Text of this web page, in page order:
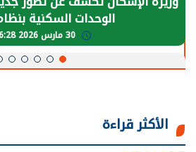
الوحدات السكنية بنظام
الأكثر قراءة